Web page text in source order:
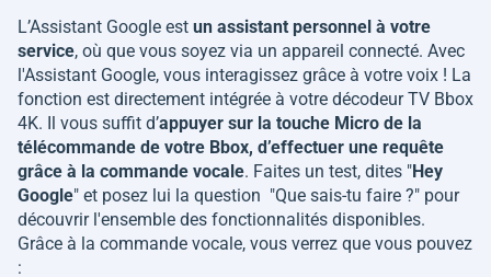
L’Assistant Google est un assistant personnel à votre
service, où que vous soyez via un appareil connecté. Avec
l'Assistant Google, vous interagissez grâce à votre voix ! La
fonction est directement intégrée à votre décodeur TV Bbox
4K. Il vous suffit d’appuyer sur la touche Micro de la
télécommande de votre Bbox, d’effectuer une requête
grâce à la commande vocale. Faites un test, dites "Hey
Google" et posez lui la question "Que sais-tu faire ?" pour
découvrir l'ensemble des fonctionnalités disponibles.
Grâce à la commande vocale, vous verrez que vous pouvez
: